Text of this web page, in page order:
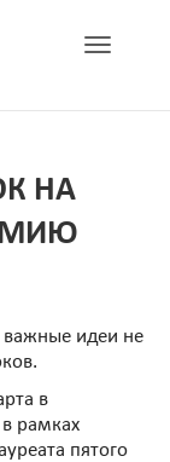
Toggle
НА
идеи не
в
рамках
пятого